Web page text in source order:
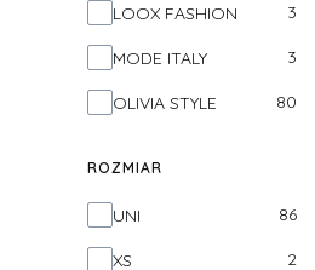
LOOX FASHION 3
MODE ITALY 3
OLIVIA STYLE 80
ROZMIAR
Rozmiar
UNI 86
XS 2